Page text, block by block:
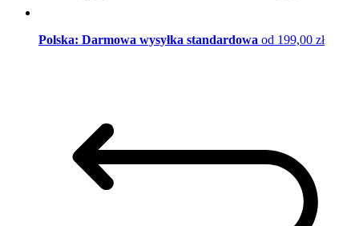
Polska: Darmowa wysyłka standardowa od 199,00 zł